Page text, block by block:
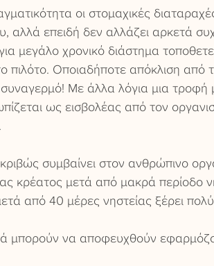
οι στομαχικές
αλλά επειδή δεν αλλάζει αρκετά
μεγάλο χρονικό διάστημα
πιλότο. Οποιαδήποτε απόκλιση από
Με άλλα λόγια μια τροφή
ως εισβολέας από τον
συμβαίνει στον ανθρώπινο
κρέατος μετά από μακρά περίοδο
από 40 μέρες νηστείας ξέρει
μπορούν να αποφευχθούν